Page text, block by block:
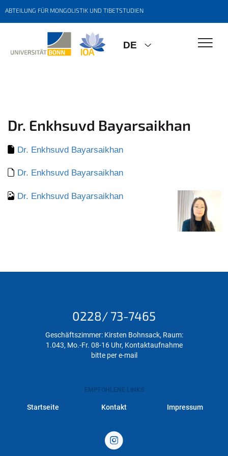
ABTEILUNG FÜR MONGOLISTIK UND TIBETSTUDIEN
DE
Dr. Enkhsuvd Bayarsaikhan
Dr. Enkhsuvd Bayarsaikhan
Dr. Enkhsuvd Bayarsaikhan
Dr. Enkhsuvd Bayarsaikhan
0228/ 73-7465
Geschäftszimmer: Kirsten Bohnsack, Raum:
1.043, Mo.-Fr. 08-16 Uhr, Kontaktaufnahme
bitte per e-mail
EMPFOHLENE LINKS
Startseite Kontakt Impressum